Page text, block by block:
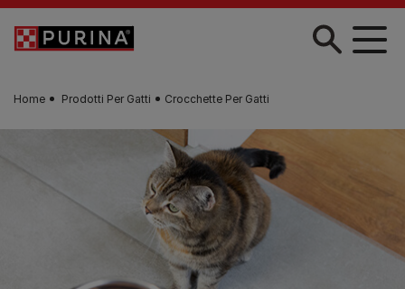
Skip to main content
Home Prodotti Per Gatti Crocchette Per Gatti